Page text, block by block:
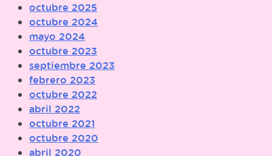
octubre 2025
octubre 2024
mayo 2024
octubre 2023
septiembre 2023
febrero 2023
octubre 2022
abril 2022
octubre 2021
octubre 2020
abril 2020